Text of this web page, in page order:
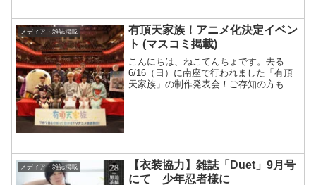
メディア・雑誌掲載
有頂天家族！アニメ化決定イベン
ト (マスコミ掲載)
こんにちは、ねこてんちょです。去る
6/16（日）に南座で行われました「有頂
天家族」の制作発表会！ご存知の方も多
メディア・雑誌掲載
【衣装協力】雑誌「Duet」9月号
にて 少年忍者様に